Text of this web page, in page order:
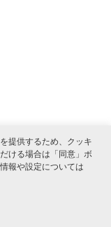
提供するため、クッキ
ける場合は「同意」ボ
報や設定については